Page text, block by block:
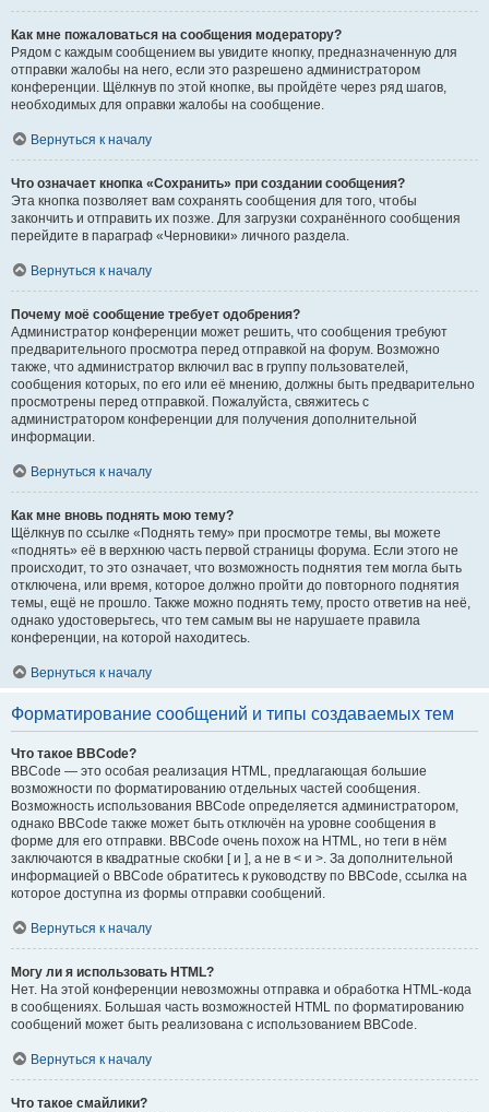
Как мне пожаловаться на сообщения модератору?
Рядом с каждым сообщением вы увидите кнопку, предназначенную для
отправки жалобы на него, если это разрешено администратором
конференции. Щёлкнув по этой кнопке, вы пройдёте через ряд шагов,
необходимых для оправки жалобы на сообщение.
Вернуться к началу
Что означает кнопка «Сохранить» при создании сообщения?
Эта кнопка позволяет вам сохранять сообщения для того, чтобы
закончить и отправить их позже. Для загрузки сохранённого сообщения
перейдите в параграф «Черновики» личного раздела.
Вернуться к началу
Почему моё сообщение требует одобрения?
Администратор конференции может решить, что сообщения требуют
предварительного просмотра перед отправкой на форум. Возможно
также, что администратор включил вас в группу пользователей,
сообщения которых, по его или её мнению, должны быть предварительно
просмотрены перед отправкой. Пожалуйста, свяжитесь с
администратором конференции для получения дополнительной
информации.
Вернуться к началу
Как мне вновь поднять мою тему?
Щёлкнув по ссылке «Поднять тему» при просмотре темы, вы можете
«поднять» её в верхнюю часть первой страницы форума. Если этого не
происходит, то это означает, что возможность поднятия тем могла быть
отключена, или время, которое должно пройти до повторного поднятия
темы, ещё не прошло. Также можно поднять тему, просто ответив на неё,
однако удостоверьтесь, что тем самым вы не нарушаете правила
конференции, на которой находитесь.
Вернуться к началу
Форматирование сообщений и типы создаваемых тем
Что такое BBCode?
BBCode — это особая реализация HTML, предлагающая большие
возможности по форматированию отдельных частей сообщения.
Возможность использования BBCode определяется администратором,
однако BBCode также может быть отключён на уровне сообщения в
форме для его отправки. BBCode очень похож на HTML, но теги в нём
заключаются в квадратные скобки [ и ], а не в < и >. За дополнительной
информацией о BBCode обратитесь к руководству по BBCode, ссылка на
которое доступна из формы отправки сообщений.
Вернуться к началу
Могу ли я использовать HTML?
Нет. На этой конференции невозможны отправка и обработка HTML-кода
в сообщениях. Большая часть возможностей HTML по форматированию
сообщений может быть реализована с использованием BBCode.
Вернуться к началу
Что такое смайлики?